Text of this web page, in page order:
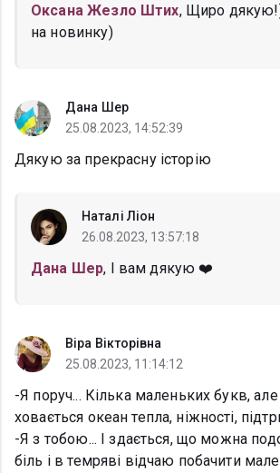
Оксана Жезло Штих, Щиро
на новинку)
Дана Шер
25.08.2023, 14:52:39
Дякую за прекрасну історію
Наталі Ліон
26.08.2023, 13:57:18
Дана Шер, І вам дякую ❤️
Віра Вікторівна
25.08.2023, 11:14:12
-Я поруч... Кілька маленьких букв,
ховається океан тепла, ніжності,
-Я з тобою... І здається, що можна
біль і в темряві відчаю побачити